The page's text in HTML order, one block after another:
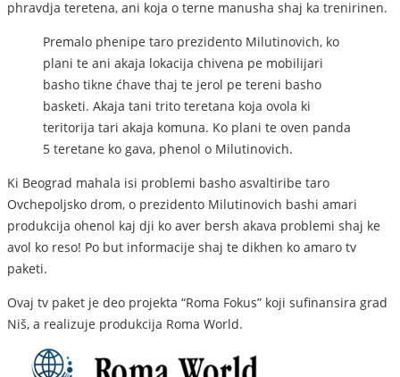
phravdja teretena, ani koja o terne manusha shaj ka trenirinen.
Premalo phenipe taro prezidento Milutinovich, ko
plani te ani akaja lokacija chivena pe mobilijari
basho tikne ćhave thaj te jerol pe tereni basho
basketi. Akaja tani trito teretana koja ovola ki
teritorija tari akaja komuna. Ko plani te oven panda
5 teretane ko gava, phenol o Milutinovich.
Ki Beograd mahala isi problemi basho asvaltiribe taro
Ovchepoljsko drom, o prezidento Milutinovich bashi amari
produkcija ohenol kaj dji ko aver bersh akava problemi shaj ke
avol ko reso! Po but informacije shaj te dikhen ko amaro tv
paketi.
Ovaj tv paket je deo projekta “Roma Fokus” koji sufinansira grad
Niš, a realizuje produkcija Roma World.